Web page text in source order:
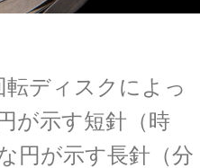
ディスクによっ
が示す短針（時
円が示す長針（分